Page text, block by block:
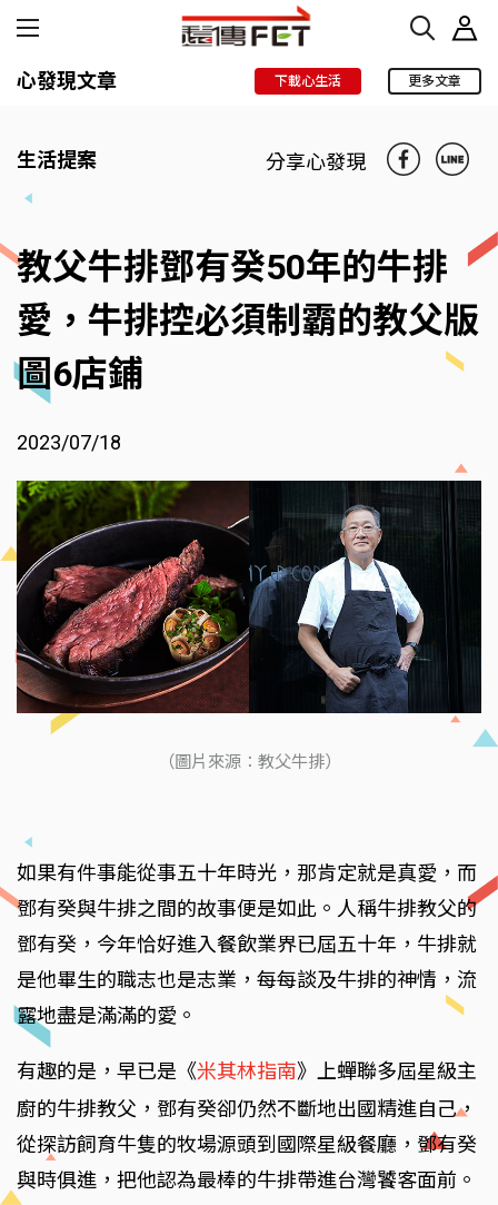
心發現文章 下載心生活 更多文章
生活提案 分享心發現
教父牛排鄧有癸50年的牛排
愛，牛排控必須制霸的教父版
圖6店鋪
2023/07/18
（圖片來源：教父牛排）
如果有件事能從事五十年時光，那肯定就是真愛，而
鄧有癸與牛排之間的故事便是如此。人稱牛排教父的
鄧有癸，今年恰好進入餐飲業界已屆五十年，牛排就
是他畢生的職志也是志業，每每談及牛排的神情，流
露地盡是滿滿的愛。
有趣的是，早已是《米其林指南》上蟬聯多屆星級主
廚的牛排教父，鄧有癸卻仍然不斷地出國精進自己，
從探訪飼育牛隻的牧場源頭到國際星級餐廳，鄧有癸
與時俱進，把他認為最棒的牛排帶進台灣饕客面前。